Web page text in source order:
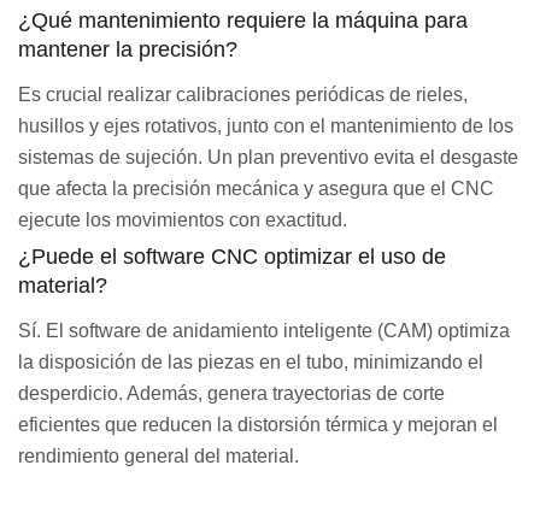
¿Qué mantenimiento requiere la máquina para
mantener la precisión?
Es crucial realizar calibraciones periódicas de rieles,
husillos y ejes rotativos, junto con el mantenimiento de los
sistemas de sujeción. Un plan preventivo evita el desgaste
que afecta la precisión mecánica y asegura que el CNC
ejecute los movimientos con exactitud.
¿Puede el software CNC optimizar el uso de
material?
Sí. El software de anidamiento inteligente (CAM) optimiza
la disposición de las piezas en el tubo, minimizando el
desperdicio. Además, genera trayectorias de corte
eficientes que reducen la distorsión térmica y mejoran el
rendimiento general del material.